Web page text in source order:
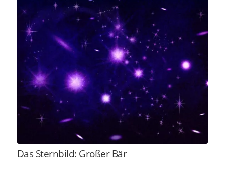
Das Sternbild: Großer Bär